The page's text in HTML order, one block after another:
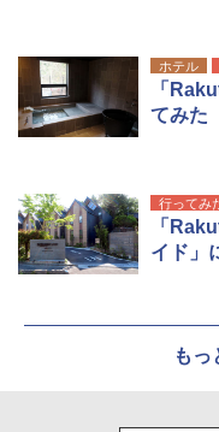
ホテル
「
てみた
行ってみ
「
イド」
もっ